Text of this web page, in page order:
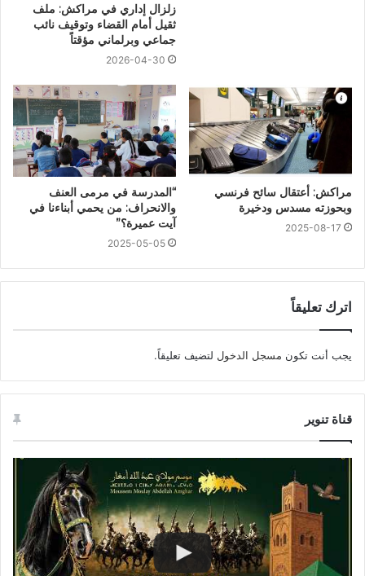
زلزال إداري في مراكش: ملف
ثقيل أمام القضاء وتوقيف نائب
جماعي وبرلماني مؤقتاً
2026-04-30
مراكش: أعتقال سائح فرنسي
وبحوزته مسدس ودخيرة
2025-08-17
“المدرسة في مرمى العنف
والانحراف: من يحمي أبناءنا في
آيت عميرة؟”
2025-05-05
اترك تعليقاً
يجب أنت تكون مسجل الدخول لتضيف تعليقاً.
قناة تنوير